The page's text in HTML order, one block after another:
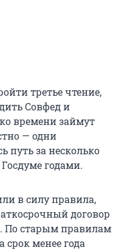
третье чтение,
Совфед и
времени займут
— одни
путь за несколько
годами.
в силу правила,
договор
По старым правилам
менее года